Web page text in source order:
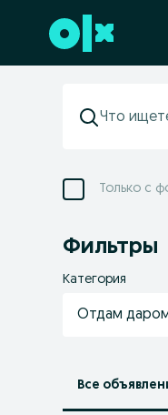
Перейти к нижнему
Только с
Фильтры
Категория
Отдам
Все